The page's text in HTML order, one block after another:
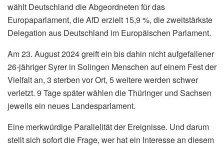
wählt Deutschland die Abgeordneten für das
Europaparlament, die AfD erzielt 15,9 %, die zweitstärkste
Delegation aus Deutschland im Europäischen Parlament.
Am 23. August 2024 greift ein bis dahin nicht aufgefallener
26-jähriger Syrer in Solingen Menschen auf einem Fest der
Vielfalt an, 3 sterben vor Ort, 5 weitere werden schwer
verletzt. 9 Tage später wählen die Thüringer und Sachsen
jeweils ein neues Landesparlament.
Eine merkwürdige Parallelität der Ereignisse. Und darum
stellt sich sofort die Frage, wer hat ein Interesse an diesem